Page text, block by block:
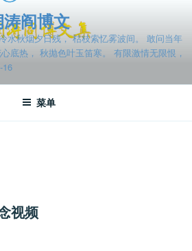
阎博文
水秋烟夕日残， 枯枝索忆雾波间。 敢问当年
底热， 秋抛色叶玉笛寒。 有限激情无限恨，
16
菜单
视频